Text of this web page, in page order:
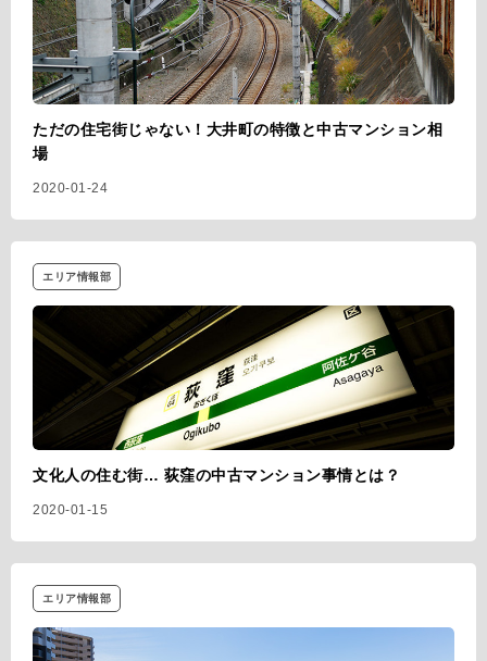
ただの住宅街じゃない！大井町の特徴と中古マンション相
場
2020-01-24
エリア情報部
文化人の住む街… 荻窪の中古マンション事情とは？
2020-01-15
エリア情報部